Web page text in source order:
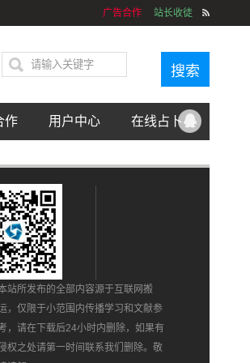
广告合作 站长收徒
作 用户中心 在线占卜
站所发布的全部内容源于互联网搬
，仅限于小范围内传播学习和文献参
，请在下载后24小时内删除，如果有
权之处请第一时间联系我们删除。敬